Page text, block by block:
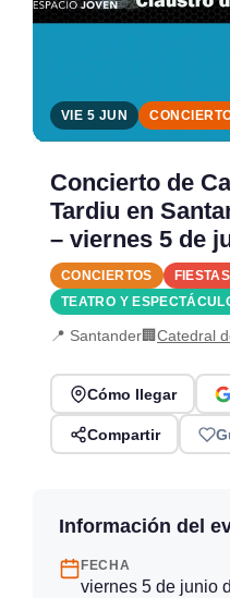
VIE 5 JUN
Concierto de
Tardiu en
– viernes 5 de
CONCIERTOS
TEATRO Y
📍 Santander🏢Catedral
Cómo llegar
Compartir
Información del
FECHA
viernes 5 de junio